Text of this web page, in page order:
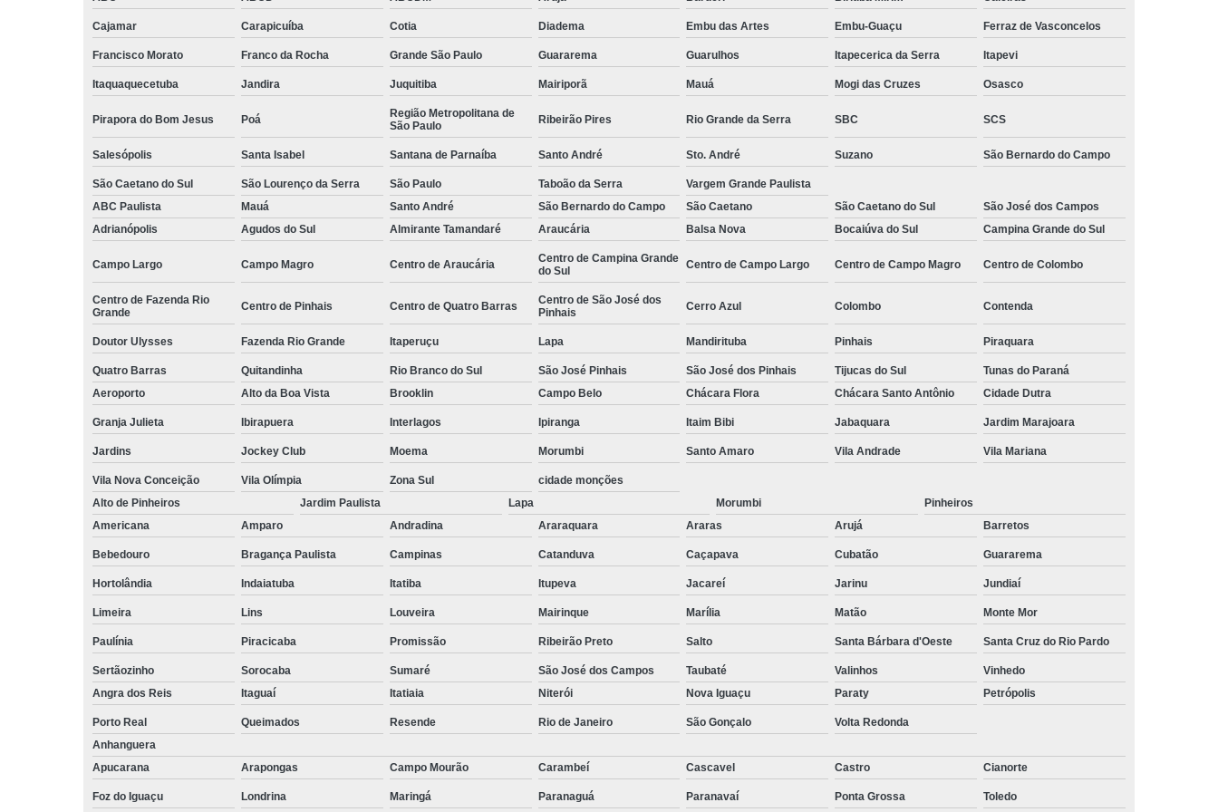
zeladoria
Serviços
terceirizados de
ajudante
Serviços
conferente
Terceirização de
almoxarifes
Terceirização de
descargas
Terceirização de
Terceirização de
empilhadeiras
Terceirização de
Terceirização de
facilities
Terceirização de
limpezas
Terceirização de
movimentação
de cargas
serviço
Terceirizações
de mão de obra
Empresa de Monitoramento e Segurança
Empresa de Monitoramento Residencial
Empresa de Segurança e Monitoramento
Empresa Especializada em Monitoramento
Empresa de Paisagismo e Jardinagem
Empresa de Paisagismo e Jardinagem Predial
Empresa de Paisagismo Predial
Empresa de Paisagismo Terceirizado
Empresa Especializada em Paisagismo
Empresa Especializada em Paisagismo Predial
Empresa Terceirizada de Paisagismo
Empresa de Consultoria de Recrutamento e Seleção
Empresa de Recrutamento
Empresa de Recrutamento e Seleção
Empresa de Recrutamento e Seleção Mais Próximo de Mim
Empresa de Recrutamento e Seleção Próximo de Mim
Empresa de Seleção e Recrutamento
Empresa Especialista em Recrutamento e Seleção
Empresa Especializada em Recrutamento e Seleção
Empresa Recrutamento e Seleção
Empresa de Terceirização
Empresa de Terceirização de Limpeza
Empresa de Terceirização de Mão de Obra
Empresa de Terceirização de Portaria
Cajamar Carapicuíba Cotia Diadema Embu das Artes Embu-Guaçu Ferraz de Vasconcelos
Francisco Morato Franco da Rocha Grande São Paulo Guararema Guarulhos Itapecerica da Serra Itapevi
Itaquaquecetuba Jandira Juquitiba Mairiporã Mauá Mogi das Cruzes Osasco
Pirapora do Bom Jesus Poá
Região Metropolitana de
São Paulo
Ribeirão Pires Rio Grande da Serra SBC SCS
Salesópolis Santa Isabel Santana de Parnaíba Santo André Sto. André Suzano São Bernardo do Campo
São Caetano do Sul São Lourenço da Serra São Paulo Taboão da Serra
Vargem Grande Paulista
ABC Paulista
Mauá Santo André São Bernardo do Campo São Caetano São Caetano do Sul
São José dos Campos
Adrianópolis
Agudos do Sul Almirante Tamandaré Araucária Balsa Nova Bocaiúva do Sul Campina Grande do Sul
Campo Largo Campo Magro Centro de Araucária
Centro de Campina Grande
do Sul
Centro de Campo Largo Centro de Campo Magro Centro de Colombo
Centro de Fazenda Rio
Grande
Centro de Pinhais Centro de Quatro Barras
Centro de São José dos
Pinhais
Cerro Azul Colombo Contenda
Doutor Ulysses Fazenda Rio Grande Itaperuçu Lapa Mandirituba Pinhais Piraquara
Quatro Barras Quitandinha Rio Branco do Sul São José Pinhais São José dos Pinhais Tijucas do Sul
Tunas do Paraná
Aeroporto
Alto da Boa Vista Brooklin Campo Belo Chácara Flora Chácara Santo Antônio Cidade Dutra
Granja Julieta Ibirapuera Interlagos Ipiranga Itaim Bibi Jabaquara Jardim Marajoara
Jardins Jockey Club Moema Morumbi Santo Amaro Vila Andrade Vila Mariana
Vila Nova Conceição Vila Olímpia Zona Sul
cidade monções
Alto de Pinheiros
Jardim Paulista Lapa Morumbi
Pinheiros
Americana
Amparo Andradina Araraquara Araras Arujá Barretos
Bebedouro Bragança Paulista Campinas Catanduva Caçapava Cubatão Guararema
Hortolândia Indaiatuba Itatiba Itupeva Jacareí Jarinu Jundiaí
Limeira Lins Louveira Mairinque Marília Matão Monte Mor
Paulínia Piracicaba Promissão Ribeirão Preto Salto Santa Bárbara d'Oeste Santa Cruz do Rio Pardo
Sertãozinho Sorocaba Sumaré São José dos Campos Taubaté Valinhos
Vinhedo
Angra dos Reis
Itaguaí Itatiaia Niterói Nova Iguaçu Paraty Petrópolis
Porto Real Queimados Resende Rio de Janeiro São Gonçalo
Volta Redonda
Anhanguera
Apucarana
Arapongas Campo Mourão Carambeí Cascavel Castro Cianorte
Foz do Iguaçu Londrina Maringá Paranaguá Paranavaí Ponta Grossa
Toledo